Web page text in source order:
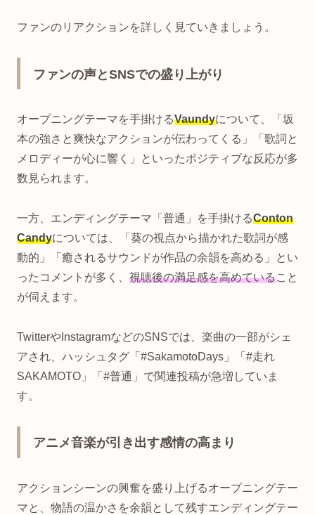
ファンのリアクションを詳しく見ていきましょう。
ファンの声とSNSでの盛り上がり
オープニングテーマを手掛けるVaundyについて、「坂
本の強さと爽快なアクションが伝わってくる」「歌詞と
メロディーが心に響く」といったポジティブな反応が多
数見られます。
一方、エンディングテーマ「普通」を手掛けるConton
Candyについては、「葵の視点から描かれた歌詞が感
動的」「癒されるサウンドが作品の余韻を高める」とい
ったコメントが多く、 視聴後の満足感を高めていること
が伺えます。
TwitterやInstagramなどのSNSでは、楽曲の一部がシェ
アされ、ハッシュタグ「#SakamotoDays」「#走れ
SAKAMOTO」「#普通」で関連投稿が急増していま
す。
アニメ音楽が引き出す感情の高まり
アクションシーンの興奮を盛り上げるオープニングテー
マと、物語の温かさを余韻として残すエンディングテー